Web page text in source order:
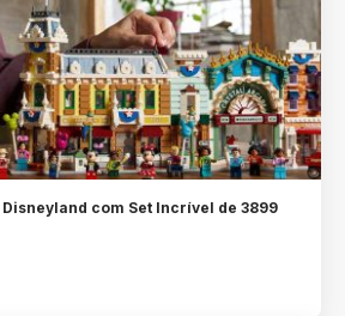
Disneyland com Set Incrível de 3899